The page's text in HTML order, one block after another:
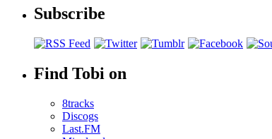
Subscribe
Find Tobi on
8tracks
Discogs
Last.FM